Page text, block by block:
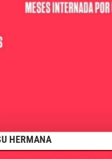
HERMANA